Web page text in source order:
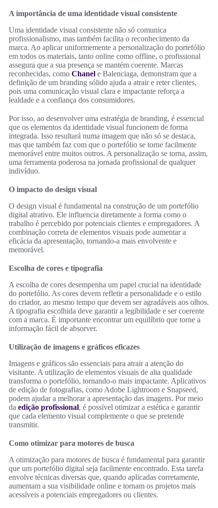
A importância de uma identidade visual consistente
Uma identidade visual consistente não só comunica
profissionalismo, mas também facilita o reconhecimento da
marca. Ao aplicar uniformemente a personalização do portefólio
em todos os materiais, tanto online como offline, o profissional
assegura que a sua presença se mantém coerente. Marcas
reconhecidas, como Chanel e Balenciaga, demonstram que a
definição de um branding sólido ajuda a atrair e reter clientes,
pois uma comunicação visual clara e impactante reforça a
lealdade e a confiança dos consumidores.
Por isso, ao desenvolver uma estratégia de branding, é essencial
que os elementos da identidade visual funcionem de forma
integrada. Isso resultará numa imagem que não só se destaca,
mas que também faz com que o portefólio se torne facilmente
memorável entre muitos outros. A personalização se torna, assim,
uma ferramenta poderosa na jornada profissional de qualquer
indivíduo.
O impacto do design visual
O design visual é fundamental na construção de um portefólio
digital atrativo. Ele influencia diretamente a forma como o
trabalho é percebido por potenciais clientes e empregadores. A
combinação correta de elementos visuais pode aumentar a
eficácia da apresentação, tornando-a mais envolvente e
memorável.
Escolha de cores e tipografia
A escolha de cores desempenha um papel crucial na identidade
do portefólio. As cores devem refletir a personalidade e o estilo
do criador, ao mesmo tempo que devem ser agradáveis aos olhos.
A tipografia escolhida deve garantir a legibilidade e ser coerente
com a marca. É importante encontrar um equilíbrio que torne a
informação fácil de absorver.
Utilização de imagens e gráficos eficazes
Imagens e gráficos são essenciais para atrair a atenção do
visitante. A utilização de elementos visuais de alta qualidade
transforma o portefólio, tornando-o mais impactante. Aplicativos
de edição de fotografias, como Adobe Lightroom e Snapseed,
podem ajudar a melhorar a apresentação das imagens. Por meio
da edição profissional, é possível otimizar a estética e garantir
que cada elemento visual complemente o que se pretende
transmitir.
Como otimizar para motores de busca
A otimização para motores de busca é fundamental para garantir
que um portefólio digital seja facilmente encontrado. Esta tarefa
envolve técnicas diversas que, quando aplicadas corretamente,
aumentam a sua visibilidade online e tornam os projetos mais
acessíveis a potenciais empregadores ou clientes.